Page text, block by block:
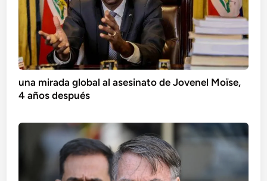
una mirada global al asesinato de Jovenel Moïse,
4 años después